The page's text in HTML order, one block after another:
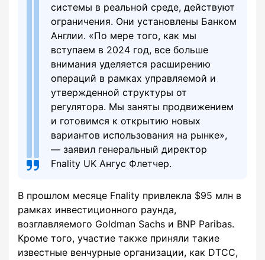
системы в реальной среде, действуют
ограничения. Они установлены Банком
Англии. «По мере того, как мы
вступаем в 2024 год, все больше
внимания уделяется расширению
операций в рамках управляемой и
утвержденной структуры от
регулятора. Мы заняты продвижением
и готовимся к открытию новых
вариантов использования на рынке»,
— заявил генеральный директор
Fnality UK Ангус Флетчер.
В прошлом месяце Fnality привлекла $95 млн в
рамках инвестиционного раунда,
возглавляемого Goldman Sachs и BNP Paribas.
Кроме того, участие также приняли такие
известные венчурные организации, как DTCC,